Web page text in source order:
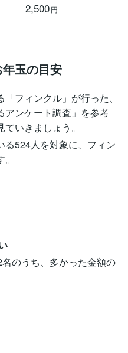
2,500円
年玉の目安
フィンクル」が行った、
アンケート調査」を参考
いきましょう。
る524人を対象に、フィン
のうち、多かった金額の